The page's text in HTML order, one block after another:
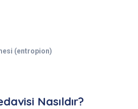
(entropion)
Nasıldır?